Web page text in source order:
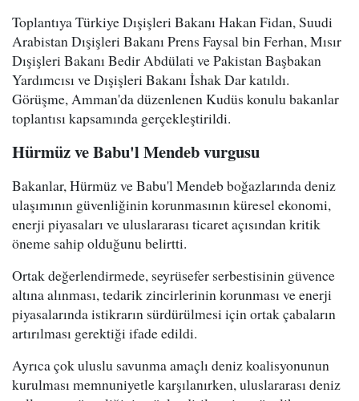
Toplantıya Türkiye Dışişleri Bakanı Hakan Fidan, Suudi
Arabistan Dışişleri Bakanı Prens Faysal bin Ferhan, Mısır
Dışişleri Bakanı Bedir Abdülati ve Pakistan Başbakan
Yardımcısı ve Dışişleri Bakanı İshak Dar katıldı.
Görüşme, Amman'da düzenlenen Kudüs konulu bakanlar
toplantısı kapsamında gerçekleştirildi.
Hürmüz ve Babu'l Mendeb vurgusu
Bakanlar, Hürmüz ve Babu'l Mendeb boğazlarında deniz
ulaşımının güvenliğinin korunmasının küresel ekonomi,
enerji piyasaları ve uluslararası ticaret açısından kritik
öneme sahip olduğunu belirtti.
Ortak değerlendirmede, seyrüsefer serbestisinin güvence
altına alınması, tedarik zincirlerinin korunması ve enerji
piyasalarında istikrarın sürdürülmesi için ortak çabaların
artırılması gerektiği ifade edildi.
Ayrıca çok uluslu savunma amaçlı deniz koalisyonunun
kurulması memnuniyetle karşılanırken, uluslararası deniz